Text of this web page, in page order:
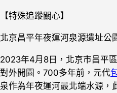
【特殊追蹤關心】
北京昌平年夜運河泉源遺址公
2023年4月8日，北京市昌平
對外開園。700多年前，元代
泉作為年夜運河最北端水源，